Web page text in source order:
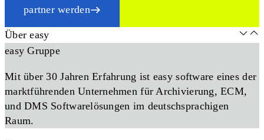
partner werden
Über easy
easy Gruppe
Mit über 30 Jahren Erfahrung ist easy software eines der
marktführenden Unternehmen für Archivierung, ECM,
und DMS Softwarelösungen im deutschsprachigen
Raum.